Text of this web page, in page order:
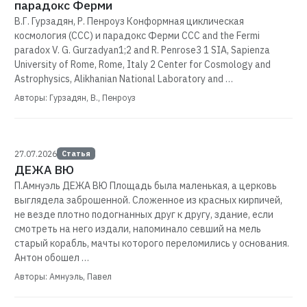
парадокс Ферми
В.Г. Гурзадян, Р. Пенроуз Конформная циклическая
космология (ССС) и парадокс Ферми CCC and the Fermi
paradox V. G. Gurzadyan1;2 and R. Penrose3 1 SIA, Sapienza
University of Rome, Rome, Italy 2 Center for Cosmology and
Astrophysics, Alikhanian National Laboratory and …
Авторы: Гурзадян, В., Пенроуз
27.07.2026 Статья
ДЕЖА ВЮ
П.Амнуэль ДЕЖА ВЮ Площадь была маленькая, а церковь
выглядела заброшенной. Сложенное из красных кирпичей,
не везде плотно подогнанных друг к другу, здание, если
смотреть на него издали, напоминало севший на мель
старый корабль, мачты которого переломились у основания.
Антон обошел …
Авторы: Амнуэль, Павел